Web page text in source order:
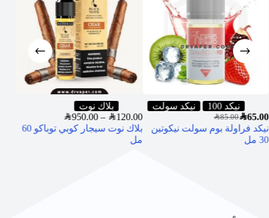
نيكد 100 نيكد سولت
SAR85.00SAR65.00
نيكد فراولة بوم سولت نيكوتين
30 مل
بلاك نوت
SAR120.00
–
SAR950.00
بلاك نوت سيجار كوبي توباكو 60
مل